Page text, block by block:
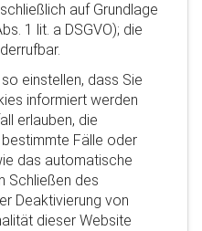
auf Grundlage
1 lit. a DSGVO); die
einstellen, dass Sie
informiert werden
erlauben, die
Fälle oder
das automatische
Schließen des
Deaktivierung von
dieser Website